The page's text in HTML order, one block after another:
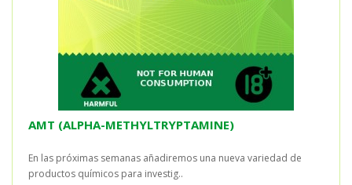
AMT (ALPHA-METHYLTRYPTAMINE)
En las próximas semanas añadiremos una nueva variedad de
productos químicos para investig..